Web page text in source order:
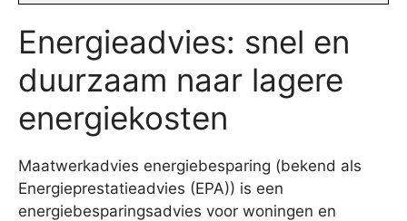
Energieadvies: snel en
duurzaam naar lagere
energiekosten
Maatwerkadvies energiebesparing (bekend als
Energieprestatieadvies (EPA)) is een
energiebesparingsadvies voor woningen en